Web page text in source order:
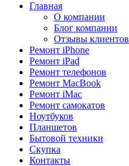
Главная
О компании
Блог компании
Отзывы клиентов
Ремонт iPhone
Ремонт iPad
Ремонт телефонов
Ремонт MacBook
Ремонт iMac
Ремонт самокатов
Ноутбуков
Планшетов
Бытовой техники
Скупка
Контакты